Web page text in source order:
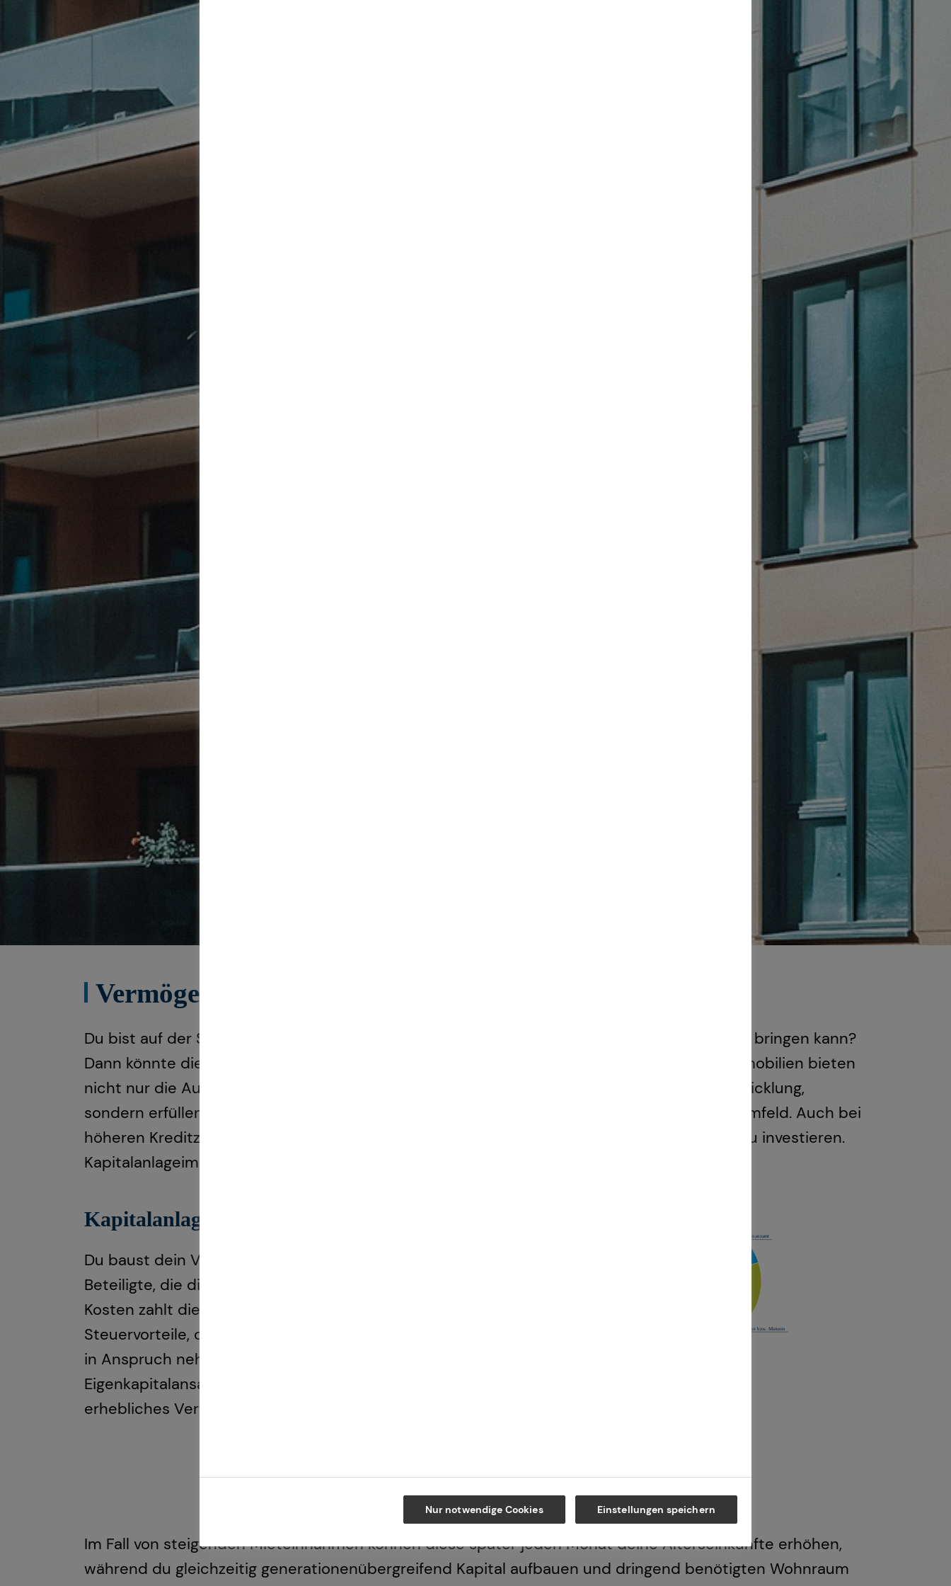
Vermögensaufbau mit Immobilien zum Vermieten
Du bist auf der Suche nach einer Anlagemöglichkeit, die auch in turbulenten Zeiten Rendite bringen kann?
Dann könnte die Investition in Immobilien genau das Richtige für dich sein. Kapitalanlageimmobilien bieten
nicht nur die Aussicht auf langfristige Rendite durch Mieteinnahmen und positive Wertentwicklung,
sondern erfüllen auch den Wunsch nach Sicherheit und Stabilität in einem volatilen Marktumfeld. Auch bei
höheren Kreditzinsen für die Kaufpreise kann es sich rentieren, in einen stabilen Sachwert zu investieren.
Kapitalanlageimmobilien sind eine strategische Investition in deine finanzielle Zukunft.
Kapitalanlageimmobilien bieten starke Vorteile
Du baust dein Vermögen nicht allein auf, denn es gibt zwei weitere
Beteiligte, die dich dabei unterstützen: Den Großteil der monatlichen
Kosten zahlt die Mieterin bzw. der Mieter und der Staat ermöglicht dir
Steuervorteile, die du bei einer selbst genutzten Wohnimmobilie nicht
in Anspruch nehmen könntest. Somit lässt sich bei überschaubarem
Eigenkapitalansatz und einer moderaten monatlichen Zuzahlung ein
erhebliches Vermögen aufbauen.
Im Fall von steigenden Mieteinnahmen können diese später jeden Monat deine Alterseinkünfte erhöhen,
während du gleichzeitig generationenübergreifend Kapital aufbauen und dringend benötigten Wohnraum
Nur notwendige Cookies Einstellungen speichern